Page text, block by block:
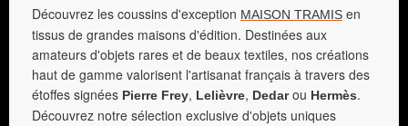
Découvrez les coussins d'exception MAISON TRAMIS en
tissus de grandes maisons d'édition. Destinées aux
amateurs d'objets rares et de beaux textiles, nos créations
haut de gamme valorisent l'artisanat français à travers des
étoffes signées Pierre Frey, Lelièvre, Dedarou Hermès.
Découvrez notre sélection exclusive d'objets uniques